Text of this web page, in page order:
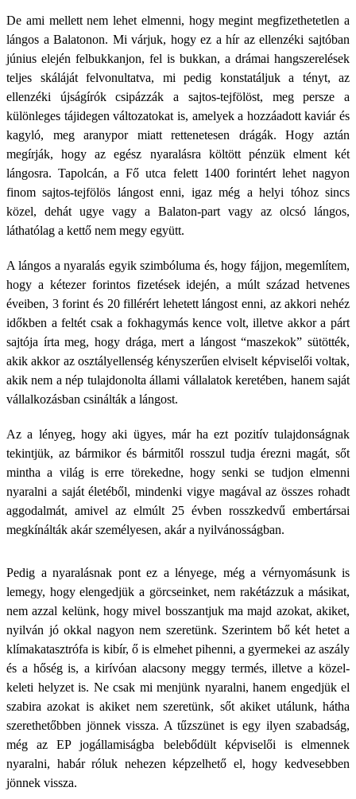
De ami mellett nem lehet elmenni, hogy megint megfizethetetlen a
lángos a Balatonon. Mi várjuk, hogy ez a hír az ellenzéki sajtóban
június elején felbukkanjon, fel is bukkan, a drámai hangszerelések
teljes skáláját felvonultatva, mi pedig konstatáljuk a tényt, az
ellenzéki újságírók csipázzák a sajtos-tejfölöst, meg persze a
különleges tájidegen változatokat is, amelyek a hozzáadott kaviár és
kagyló, meg aranypor miatt rettenetesen drágák. Hogy aztán
megírják, hogy az egész nyaralásra költött pénzük elment két
lángosra. Tapolcán, a Fő utca felett 1400 forintért lehet nagyon
finom sajtos-tejfölös lángost enni, igaz még a helyi tóhoz sincs
közel, dehát ugye vagy a Balaton-part vagy az olcsó lángos,
láthatólag a kettő nem megy együtt.
A lángos a nyaralás egyik szimbóluma és, hogy fájjon, megemlítem,
hogy a kétezer forintos fizetések idején, a múlt század hetvenes
éveiben, 3 forint és 20 fillérért lehetett lángost enni, az akkori nehéz
időkben a feltét csak a fokhagymás kence volt, illetve akkor a párt
sajtója írta meg, hogy drága, mert a lángost “maszekok” sütötték,
akik akkor az osztályellenség kényszerűen elviselt képviselői voltak,
akik nem a nép tulajdonolta állami vállalatok keretében, hanem saját
vállalkozásban csinálták a lángost.
Az a lényeg, hogy aki ügyes, már ha ezt pozitív tulajdonságnak
tekintjük, az bármikor és bármitől rosszul tudja érezni magát, sőt
mintha a világ is erre törekedne, hogy senki se tudjon elmenni
nyaralni a saját életéből, mindenki vigye magával az összes rohadt
aggodalmát, amivel az elmúlt 25 évben rosszkedvű embertársai
megkínálták akár személyesen, akár a nyilvánosságban.
Pedig a nyaralásnak pont ez a lényege, még a vérnyomásunk is
lemegy, hogy elengedjük a görcseinket, nem rakétázzuk a másikat,
nem azzal kelünk, hogy mivel bosszantjuk ma majd azokat, akiket,
nyilván jó okkal nagyon nem szeretünk. Szerintem bő két hetet a
klímakatasztrófa is kibír, ő is elmehet pihenni, a gyermekei az aszály
és a hőség is, a kirívóan alacsony meggy termés, illetve a közel-
keleti helyzet is. Ne csak mi menjünk nyaralni, hanem engedjük el
szabira azokat is akiket nem szeretünk, sőt akiket utálunk, hátha
szerethetőbben jönnek vissza. A tűzszünet is egy ilyen szabadság,
még az EP jogállamiságba belebődült képviselői is elmennek
nyaralni, habár róluk nehezen képzelhető el, hogy kedvesebben
jönnek vissza.